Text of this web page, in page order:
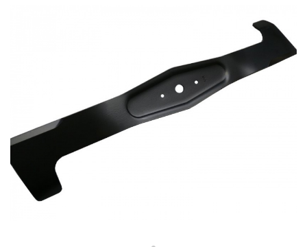
Robotické sekačky
Bubnové sekačky
Křovinořezy a vyžínače